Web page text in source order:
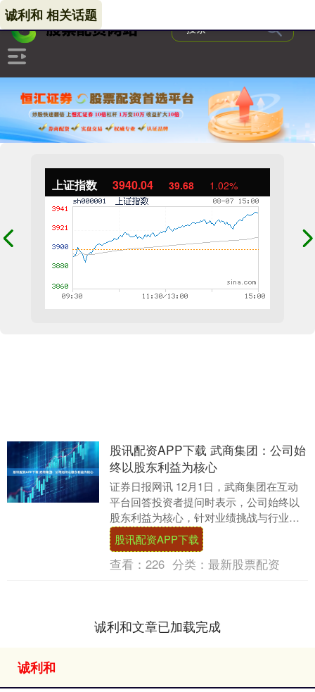
上证指数 3940.04 39.68 1.02%
诚利和 相关话题
股讯配资APP下载 武商集团：公司始
终以股东利益为核心
证券日报网讯 12月1日，武商集团在互动
平台回答投资者提问时表示，公司始终以
股东利益为核心，针对业绩挑战与行业竞
争，已落地一系列实打实的转型、提质动
作。....
股讯配资APP下载
查看： 226 分类： 最新股票配资
诚利和文章已加载完成
诚利和